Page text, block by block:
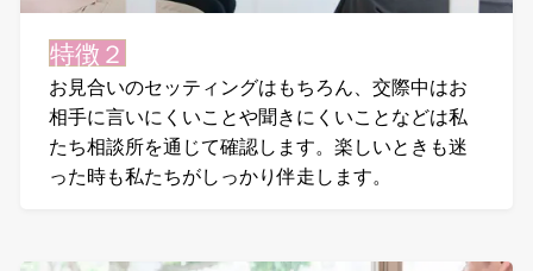
特徴２
お見合いのセッティングはもちろん、交際中はお
相手に言いにくいことや聞きにくいことなどは私
たち相談所を通じて確認します。楽しいときも迷
った時も私たちがしっかり伴走します。